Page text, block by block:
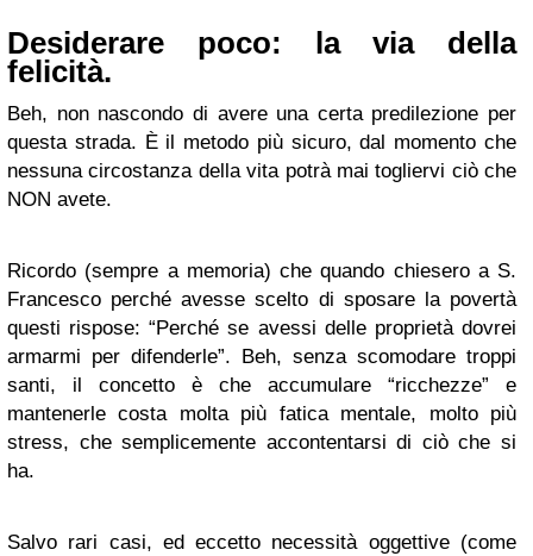
Desiderare poco: la via della
felicità.
Beh, non nascondo di avere una certa predilezione per
questa strada. È il metodo più sicuro, dal momento che
nessuna circostanza della vita potrà mai togliervi ciò che
NON avete.
Ricordo (sempre a memoria) che quando chiesero a S.
Francesco perché avesse scelto di sposare la povertà
questi rispose: “Perché se avessi delle proprietà dovrei
armarmi per difenderle”. Beh, senza scomodare troppi
santi, il concetto è che accumulare “ricchezze” e
mantenerle costa molta più fatica mentale, molto più
stress, che semplicemente accontentarsi di ciò che si
ha.
Salvo rari casi, ed eccetto necessità oggettive (come